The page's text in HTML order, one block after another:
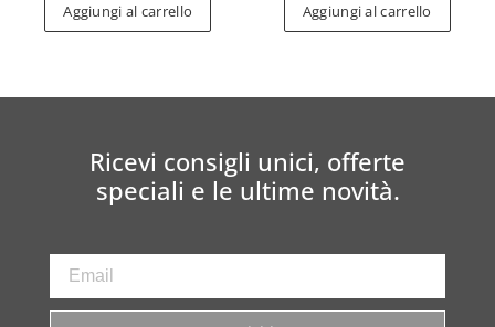
Aggiungi al carrello Aggiungi al carrello
Ricevi consigli unici, offerte
speciali e le ultime novità.